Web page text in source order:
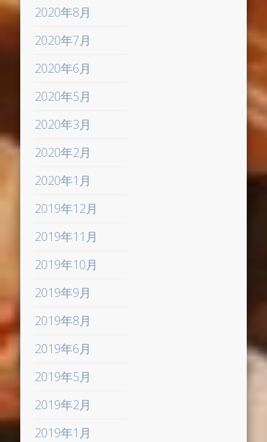
2020年8月
2020年7月
2020年6月
2020年5月
2020年3月
2020年2月
2020年1月
2019年12月
2019年11月
2019年10月
2019年9月
2019年8月
2019年6月
2019年5月
2019年2月
2019年1月